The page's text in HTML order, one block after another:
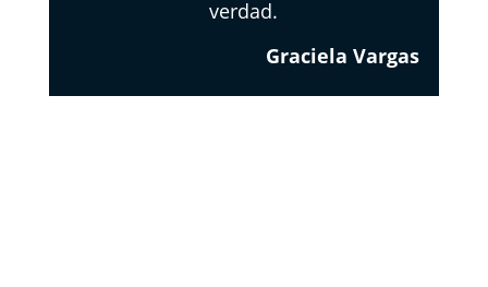
verdad.
Graciela Vargas